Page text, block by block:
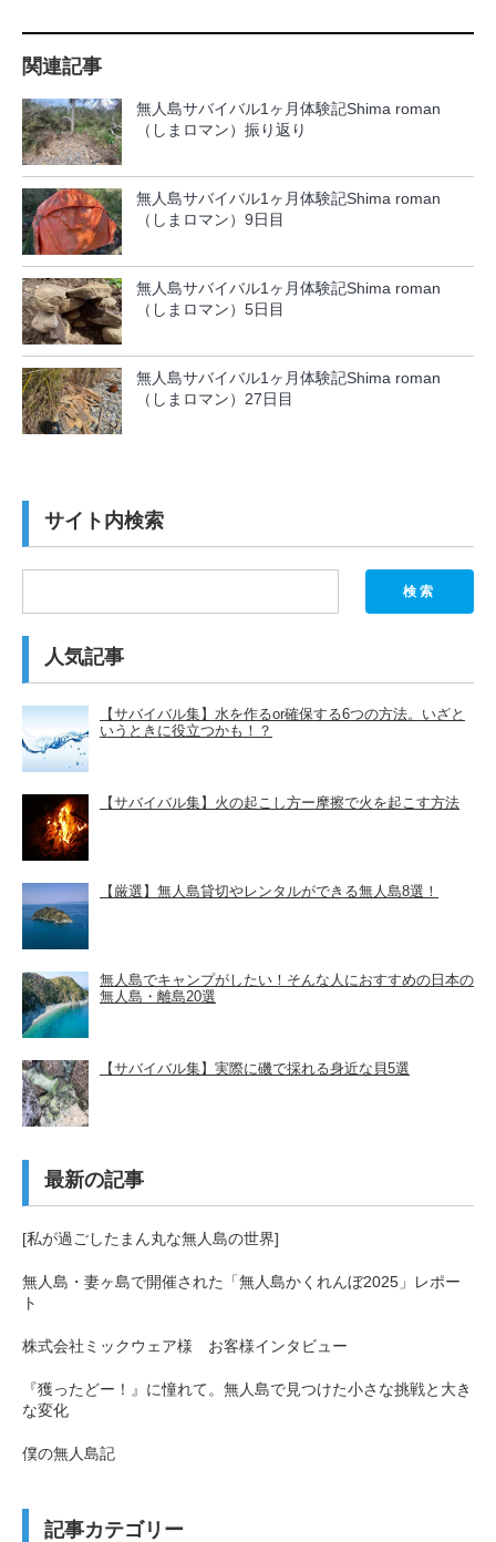
関連記事
無人島サバイバル1ヶ月体験記Shima roman
（しまロマン）振り返り
無人島サバイバル1ヶ月体験記Shima roman
（しまロマン）9日目
無人島サバイバル1ヶ月体験記Shima roman
（しまロマン）5日目
無人島サバイバル1ヶ月体験記Shima roman
（しまロマン）27日目
サイト内検索
検索
人気記事
【サバイバル集】水を作るor確保する6つの方法。いざと
いうときに役立つかも！？
【サバイバル集】火の起こし方ー摩擦で火を起こす方法
【厳選】無人島貸切やレンタルができる無人島8選！
無人島でキャンプがしたい！そんな人におすすめの日本の
無人島・離島20選
【サバイバル集】実際に磯で採れる身近な貝5選
最新の記事
[私が過ごしたまん丸な無人島の世界]
無人島・妻ヶ島で開催された「無人島かくれんぼ2025」レポー
ト
株式会社ミックウェア様 お客様インタビュー
『獲ったどー！』に憧れて。無人島で見つけた小さな挑戦と大き
な変化
僕の無人島記
記事カテゴリー